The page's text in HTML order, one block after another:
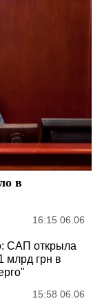
в
16:15 06.06
САП открыла
млрд грн в
15:58 06.06